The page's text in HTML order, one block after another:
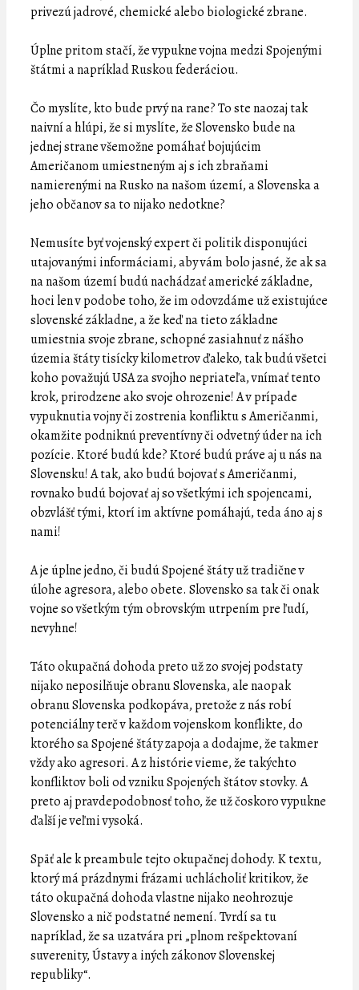
privezú jadrové, chemické alebo biologické zbrane.
Úplne pritom stačí, že vypukne vojna medzi Spojenými
štátmi a napríklad Ruskou federáciou.
Čo myslíte, kto bude prvý na rane? To ste naozaj tak
naivní a hlúpi, že si myslíte, že Slovensko bude na
jednej strane všemožne pomáhať bojujúcim
Američanom umiestneným aj s ich zbraňami
namierenými na Rusko na našom území, a Slovenska a
jeho občanov sa to nijako nedotkne?
Nemusíte byť vojenský expert či politik disponujúci
utajovanými informáciami, aby vám bolo jasné, že ak sa
na našom území budú nachádzať americké základne,
hoci len v podobe toho, že im odovzdáme už existujúce
slovenské základne, a že keď na tieto základne
umiestnia svoje zbrane, schopné zasiahnuť z nášho
územia štáty tisícky kilometrov ďaleko, tak budú všetci
koho považujú USA za svojho nepriateľa, vnímať tento
krok, prirodzene ako svoje ohrozenie! A v prípade
vypuknutia vojny či zostrenia konfliktu s Američanmi,
okamžite podniknú preventívny či odvetný úder na ich
pozície. Ktoré budú kde? Ktoré budú práve aj u nás na
Slovensku! A tak, ako budú bojovať s Američanmi,
rovnako budú bojovať aj so všetkými ich spojencami,
obzvlášť tými, ktorí im aktívne pomáhajú, teda áno aj s
nami!
A je úplne jedno, či budú Spojené štáty už tradične v
úlohe agresora, alebo obete. Slovensko sa tak či onak
vojne so všetkým tým obrovským utrpením pre ľudí,
nevyhne!
Táto okupačná dohoda preto už zo svojej podstaty
nijako neposilňuje obranu Slovenska, ale naopak
obranu Slovenska podkopáva, pretože z nás robí
potenciálny terč v každom vojenskom konflikte, do
ktorého sa Spojené štáty zapoja a dodajme, že takmer
vždy ako agresori. A z histórie vieme, že takýchto
konfliktov boli od vzniku Spojených štátov stovky. A
preto aj pravdepodobnosť toho, že už čoskoro vypukne
ďalší je veľmi vysoká.
Späť ale k preambule tejto okupačnej dohody. K textu,
ktorý má prázdnymi frázami uchlácholiť kritikov, že
táto okupačná dohoda vlastne nijako neohrozuje
Slovensko a nič podstatné nemení. Tvrdí sa tu
napríklad, že sa uzatvára pri „plnom rešpektovaní
suverenity, Ústavy a iných zákonov Slovenskej
republiky“.